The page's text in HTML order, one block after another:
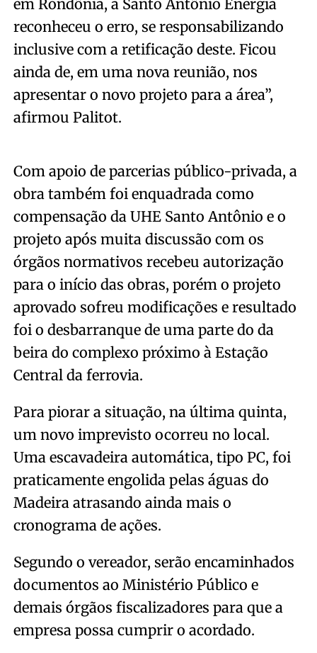
em Rondônia, a Santo Antônio Energia
reconheceu o erro, se responsabilizando
inclusive com a retificação deste. Ficou
ainda de, em uma nova reunião, nos
apresentar o novo projeto para a área”,
afirmou Palitot.
Com apoio de parcerias público-privada, a
obra também foi enquadrada como
compensação da UHE Santo Antônio e o
projeto após muita discussão com os
órgãos normativos recebeu autorização
para o início das obras, porém o projeto
aprovado sofreu modificações e resultado
foi o desbarranque de uma parte do da
beira do complexo próximo à Estação
Central da ferrovia.
Para piorar a situação, na última quinta,
um novo imprevisto ocorreu no local.
Uma escavadeira automática, tipo PC, foi
praticamente engolida pelas águas do
Madeira atrasando ainda mais o
cronograma de ações.
Segundo o vereador, serão encaminhados
documentos ao Ministério Público e
demais órgãos fiscalizadores para que a
empresa possa cumprir o acordado.